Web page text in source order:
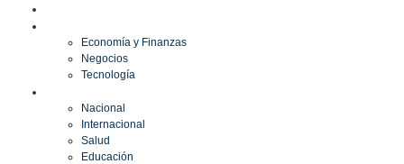
Economía y Finanzas
Negocios
Tecnología
Nacional
Internacional
Salud
Educación